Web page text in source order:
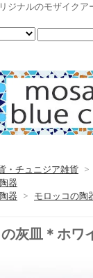
ナルのモザイク
・チュニジア雑貨 >
器
器 > モロッコの陶
灰皿＊ホワ